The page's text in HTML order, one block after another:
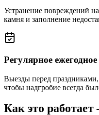
Устранение повреждений
камня и заполнение
Регулярное
Выезды перед
чтобы надгробие всегда
Как это